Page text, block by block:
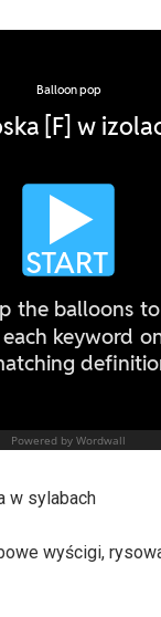
w sylabach
wyścigi,